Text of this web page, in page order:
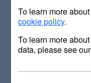
„Die Partnerschaft mit
Zugang zu
innovative Weise zu
Vice President of
Leser:innen das
To learn more
cookie policy.
To learn more
data, please see our